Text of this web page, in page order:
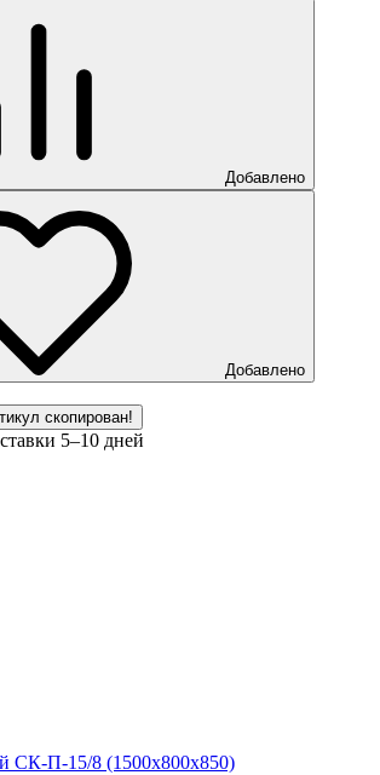
Добавлено
Добавлено
скопирован!
5–10 дней
СК-П-15/8 (1500х800х850)